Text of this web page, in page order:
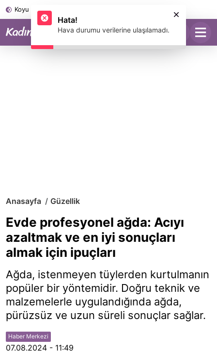
Koyu Mod
Anasayfa Güzellik
Evde profesyonel ağda: Acıyı
azaltmak ve en iyi sonuçları
almak için ipuçları
Ağda, istenmeyen tüylerden kurtulmanın
popüler bir yöntemidir. Doğru teknik ve
malzemelerle uygulandığında ağda,
pürüzsüz ve uzun süreli sonuçlar sağlar.
Haber Merkezi
07.08.2024 - 11:49